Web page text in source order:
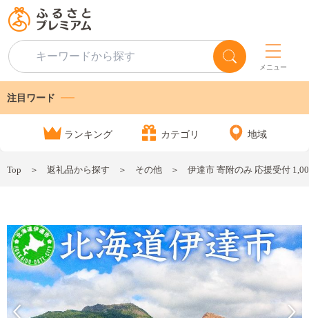
メニュー
注目ワード
ランキング カテゴリ 地域
Top 返礼品から探す その他 伊達市 寄附のみ 応援受付